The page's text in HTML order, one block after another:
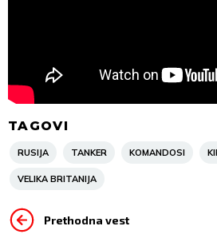
TAGOVI
RUSIJA TANKER KOMANDOSI
VELIKA BRITANIJA
Prethodna vest